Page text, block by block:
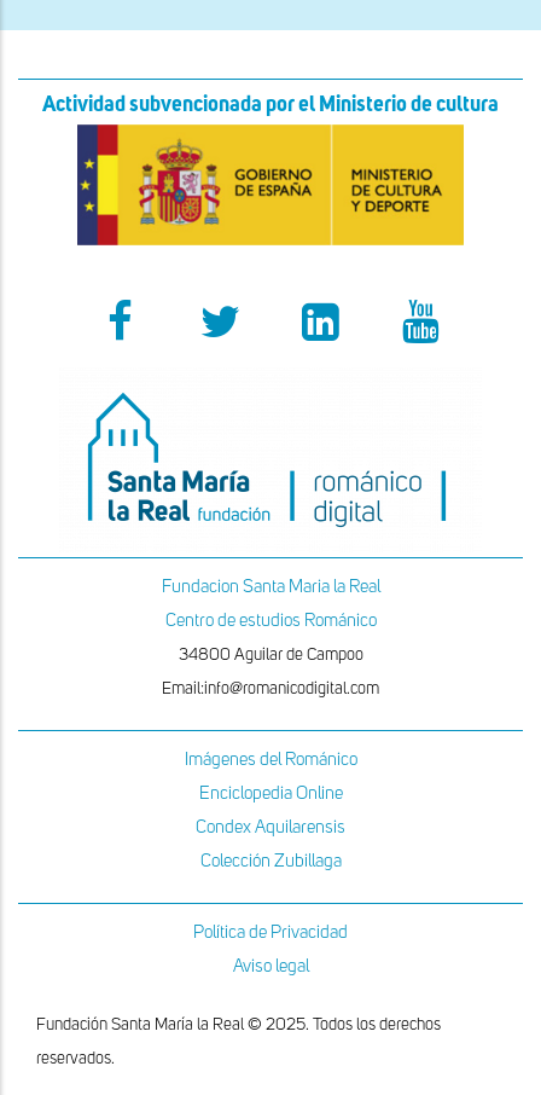
Actividad subvencionada por el Ministerio de cultura
Fundacion Santa Maria la Real
Centro de estudios Románico
34800 Aguilar de Campoo
Email:info@romanicodigital.com
Imágenes del Románico
Enciclopedia Online
Condex Aquilarensis
Colección Zubillaga
Política de Privacidad
Aviso legal
Fundación Santa María la Real © 2025. Todos los derechos
reservados.